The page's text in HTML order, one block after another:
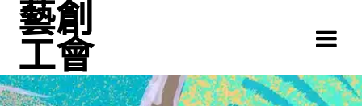
藝創
工會